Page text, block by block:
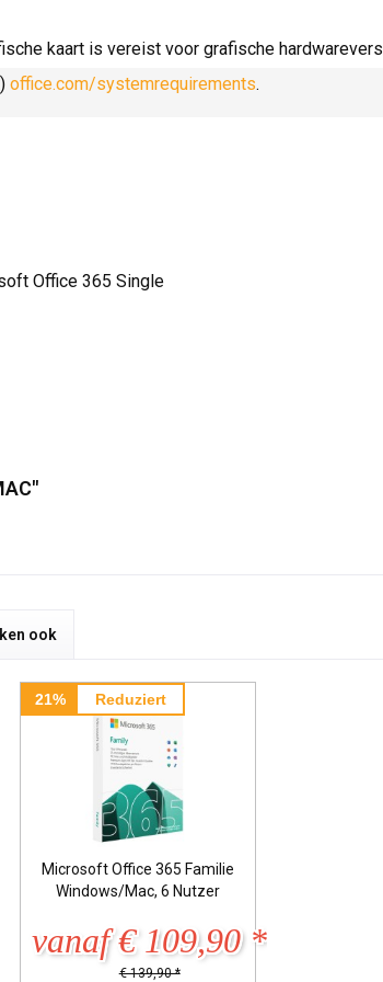
kaart is vereist voor grafische
office.com/systemrequirements.
Office 365 Single
ook
21% Reduziert
Microsoft Office 365 Familie
Windows/Mac, 6 Nutzer
vanaf € 109,90 *
€ 139,90 *